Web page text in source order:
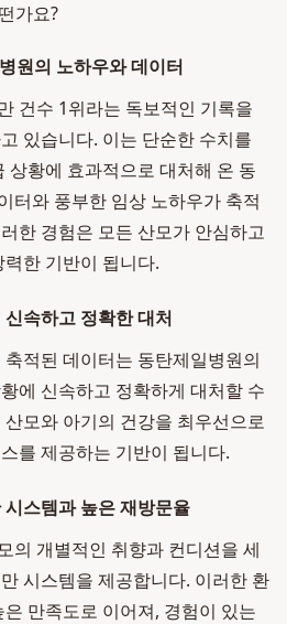
가요?
원의 노하우와 데이터
건수 1위라는 독보적인 기록을
있습니다. 이는 단순한 수치를
상황에 효과적으로 대처해 온 동
터와 풍부한 임상 노하우가 축적
한 경험은 모든 산모가 안심하고
한 기반이 됩니다.
속하고 정확한 대처
적된 데이터는 동탄제일병원의
에 신속하고 정확하게 대처할 수
모와 아기의 건강을 최우선으로
를 제공하는 기반이 됩니다.
스템과 높은 재방문율
의 개별적인 취향과 컨디션을 세
시스템을 제공합니다. 이러한 환
만족도로 이어져, 경험이 있는